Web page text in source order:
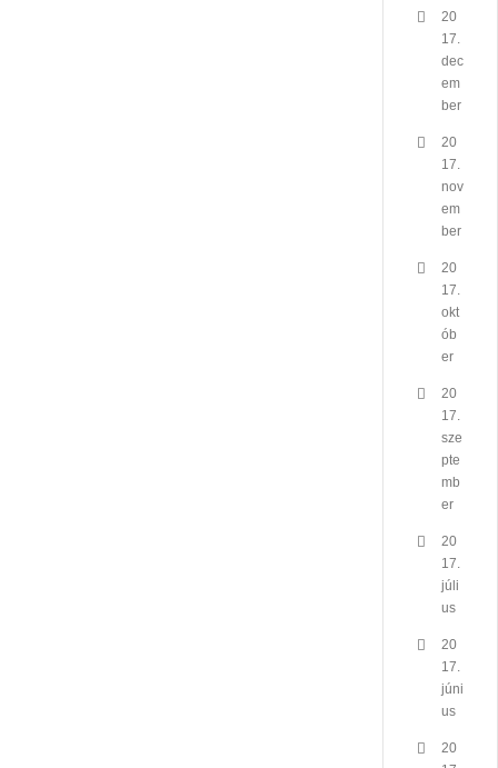
20
17.
dec
em
ber
20
17.
nov
em
ber
20
17.
okt
ób
er
20
17.
sze
pte
mb
er
20
17.
júli
us
20
17.
júni
us
20